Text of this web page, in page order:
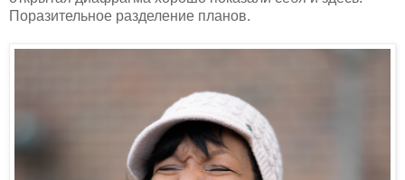
Поразительное разделение планов.